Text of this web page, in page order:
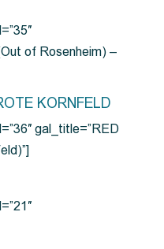
of Rosenheim) –
KORNFELD
gal_title=”RED